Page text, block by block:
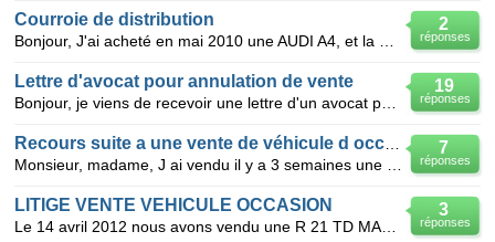
2
réponses
Courroie de distribution
19
réponses
Lettre d'avocat pour annulation de vente
7
réponses
3
réponses
LITIGE VENTE VEHICULE OCCASION